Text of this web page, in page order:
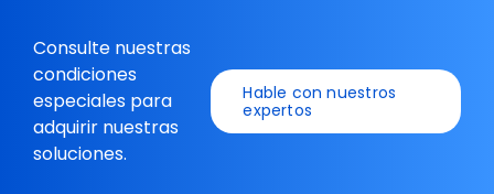
Consulte nuestras
condiciones
especiales para
adquirir nuestras
soluciones.
Hable con nuestros
expertos